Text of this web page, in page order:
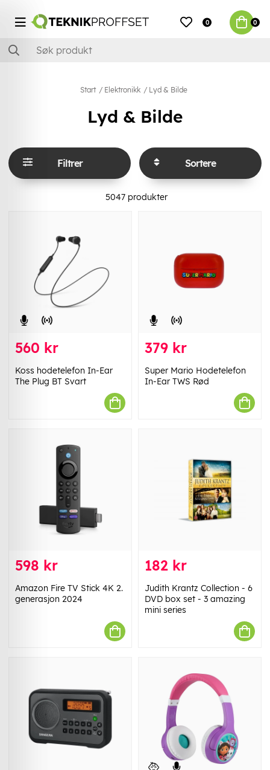
0 0
Start Elektronikk Lyd & Bilde
Lyd & Bilde
Filtrer Sortere
5047produkter
560 kr
Koss hodetelefon In-Ear
The Plug BT Svart
379 kr
Super Mario Hodetelefon
In-Ear TWS Rød
598 kr
Amazon Fire TV Stick 4K 2.
generasjon 2024
182 kr
Judith Krantz Collection - 6
DVD box set - 3 amazing
mini series